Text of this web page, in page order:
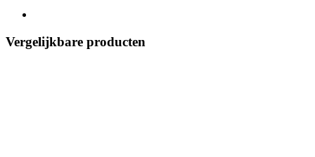
Vergelijkbare producten